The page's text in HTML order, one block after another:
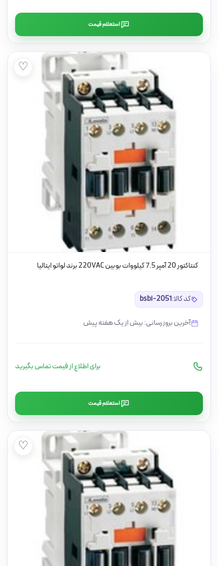
استعلام قیمت
♡
کنتاکتور 20 آمپر 7.5 کیلووات بوبین 220VAC برند لواتو ایتالیا
کد کالا:bsbi-2051
آخرین بروزرسانی: بیش از یک هفته پیش
برای اطلاع از قیمت تماس بگیرید
استعلام قیمت
♡